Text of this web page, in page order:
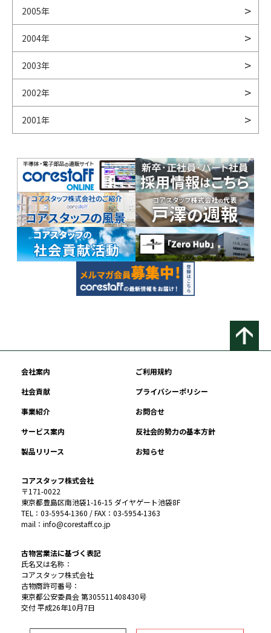
2005年
2004年
2003年
2002年
2001年
会社案内
ご利用規約
社会貢献
プライバシーポリシー
事業紹介
お問合せ
サービス案内
反社会的勢力の基本方針
製品リリース
お知らせ
コアスタッフ株式会社
〒171-0022
東京都豊島区南池袋1-16-15 ダイヤゲート池袋8F
TEL：03-5954-1360 / FAX：03-5954-1363
mail：info@corestaff.co.jp
古物営業法に基づく表記
氏名又は名称：
コアスタッフ株式会社
古物商許可番号：
東京都公安委員会 第305511408430号
交付 平成26年10月7日